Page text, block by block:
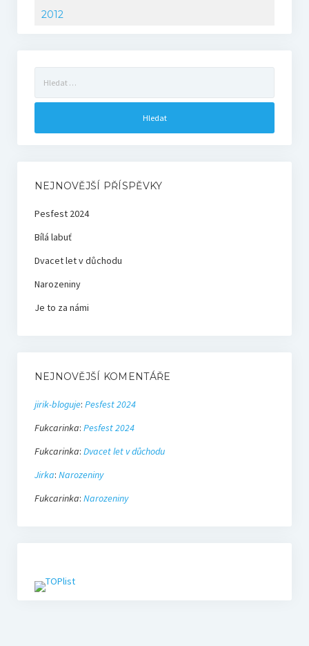
2012
NEJNOVĚJŠÍ PŘÍSPĚVKY
Pesfest 2024
Bílá labuť
Dvacet let v důchodu
Narozeniny
Je to za námi
NEJNOVĚJŠÍ KOMENTÁŘE
jirik-bloguje: Pesfest 2024
Fukcarinka: Pesfest 2024
Fukcarinka: Dvacet let v důchodu
Jirka: Narozeniny
Fukcarinka: Narozeniny